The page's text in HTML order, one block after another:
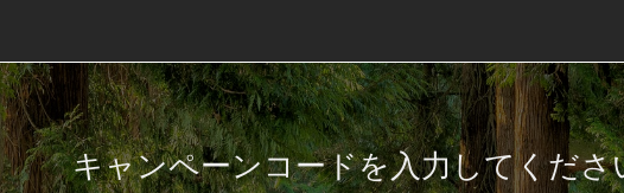
キャンペーンコードを入力してくださ